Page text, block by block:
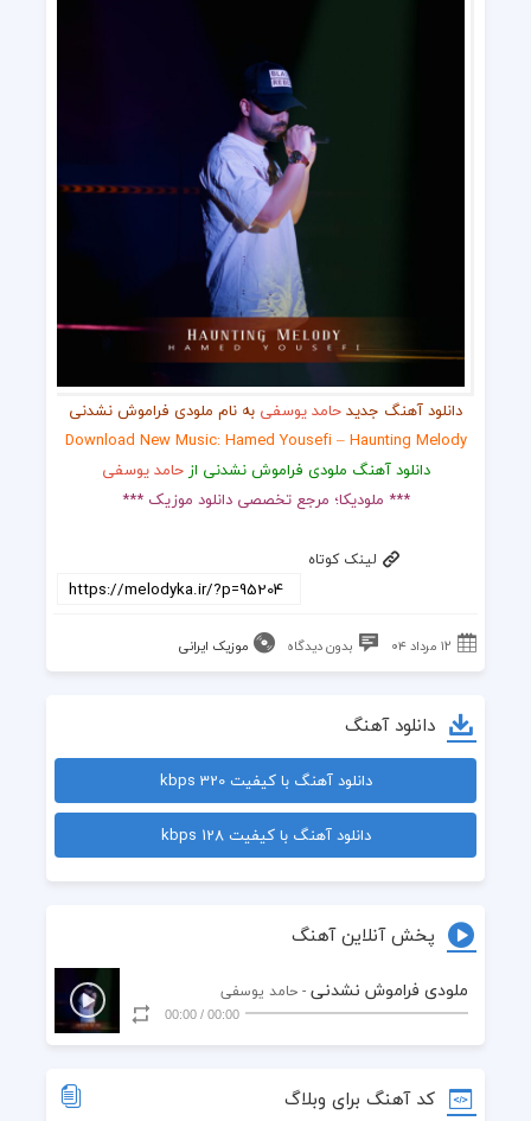
دانلود آهنگ جدیدحامد یوسفی به نام ملودی فراموش نشدنی
Download New Music: Hamed Yousefi – Haunting Melody
دانلود آهنگ ملودی فراموش نشدنی ازحامد یوسفی
*** ملودیکا؛ مرجع تخصصی دانلود موزیک ***
لینک کوتاه
۱۲ مرداد ۰۴ بدون دیدگاه موزیک ایرانی
دانلود آهنگ
دانلود آهنگ با کیفیت 320 kbps
دانلود آهنگ با کیفیت 128 kbps
پخش آنلاین آهنگ
ملودی فراموش نشدنی - حامد یوسفی
00:00
/
00:00
کد آهنگ برای وبلاگ